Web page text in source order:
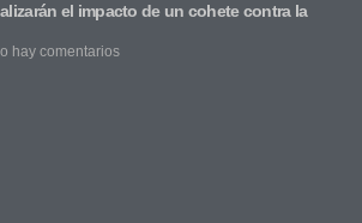
el impacto de un cohete contra la
hay comentarios